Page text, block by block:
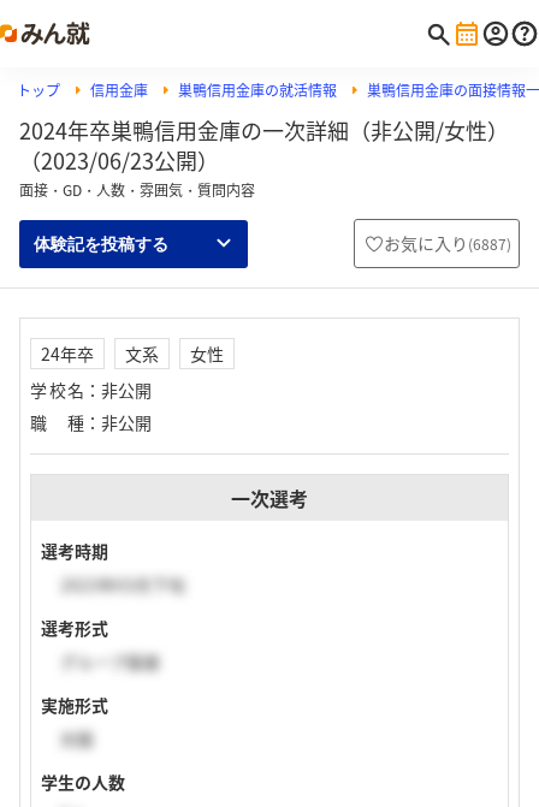
トップ 信用金庫 巣鴨信用金庫の就活情報 巣鴨信用金庫の面接情報
2024年卒巣鴨信用金庫の一次詳細（非公開/女性）
（2023/06/23公開）
面接・GD・人数・雰囲気・質問内容
体験記を投稿する お気に入り (6887)
24年卒 文系
女性
学校名 ： 非公開
職種 ： 非公開
一次選考
選考時期
2023年03月下旬
選考形式
グループ面接
実施形式
対面
学生の人数